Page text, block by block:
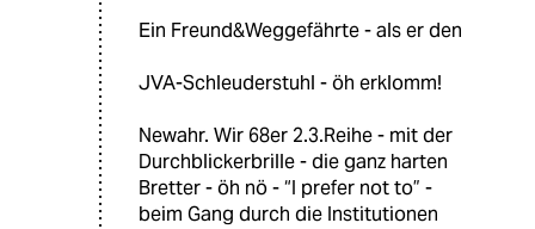
Ein Freund&Weggefährte - als er den
JVA-Schleuderstuhl - öh erklomm!
Newahr. Wir 68er 2.3.Reihe - mit der
Durchblickerbrille - die ganz harten
Bretter - öh nö - “I prefer not to” -
beim Gang durch die Institutionen